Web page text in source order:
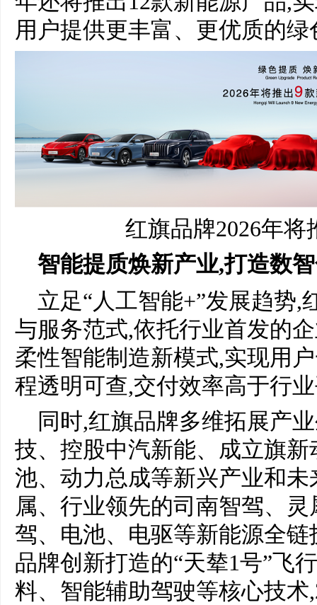
用户提供更丰富、更优质的
红旗品牌2026年
智能提质焕新产业,打造数
立足“人工智能+”发展趋势
与服务范式,依托行业首发的
柔性智能制造新模式,实现用
程透明可查,交付效率高于行
同时,红旗品牌多维拓展产
技、控股中汽新能、成立旗
池、动力总成等新兴产业和
属、行业领先的司南智驾、
驾、电池、电驱等新能源全
品牌创新打造的“天辇1号”飞
料、智能辅助驾驶等核心技